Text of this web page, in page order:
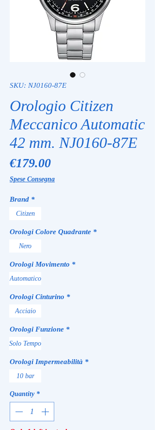
SKU: NJ0160-87E
Orologio Citizen
Meccanico Automatic
42 mm. NJ0160-87E
€179.00Price
Spese Consegna
Brand *
Citizen
Orologi Colore Quadrante *
Nero
Orologi Movimento *
Automatico
Orologi Cinturino *
Acciaio
Orologi Funzione *
Solo Tempo
Orologi Impermeabilità *
10 bar
Quantity *